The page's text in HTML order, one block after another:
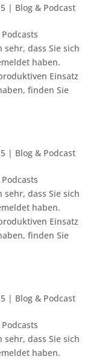
| Blog & Podcast
dass Sie sich
haben.
Einsatz
finden Sie
| Blog & Podcast
dass Sie sich
haben.
Einsatz
finden Sie
| Blog & Podcast
dass Sie sich
haben.